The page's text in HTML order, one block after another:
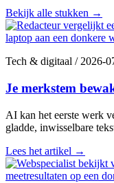
Bekijk alle stukken →
Tech & digitaal /2026-
Je merkstem
AI kan het eerste werk
gladde, inwisselbare
Lees het artikel →